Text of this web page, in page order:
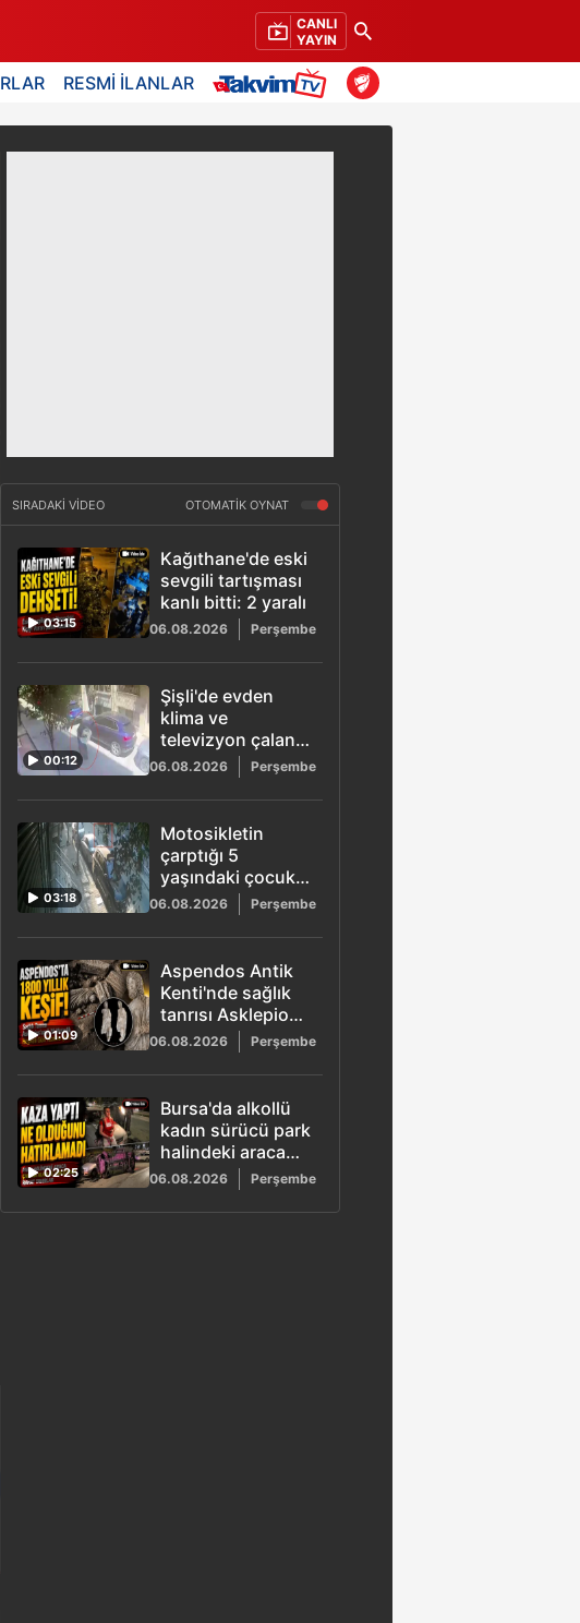
CANLI
YAYIN
RESMİ İLANLAR
SIRADAKİ VİDEO OTOMATİK OYNAT
03:15
Kağıthane'de eski
sevgili tartışması
kanlı bitti: 2 yaralı
06.08.2026 Perşembe
00:12
Şişli'de evden
klima ve
televizyon çalan
şüpheli
tutuklandı: O
anlar güvenlik
kamerasına
yansıdı
06.08.2026 Perşembe
03:18
Motosikletin
çarptığı 5
yaşındaki çocuk
ağır yaralandı:
Hayati tehlikesi
sürüyor
06.08.2026 Perşembe
01:09
Aspendos Antik
Kenti'nde sağlık
tanrısı Asklepios
ve oğlunun
heykeli bulundu
06.08.2026 Perşembe
02:25
Bursa'da alkollü
kadın sürücü park
halindeki araca
çarptı: Sürücünün
rahat tavırları
şaşkınlık yarattı
06.08.2026 Perşembe